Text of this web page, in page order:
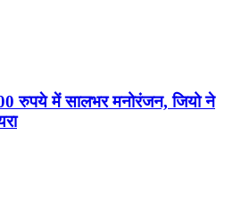
रुपये में सालभर मनोरंजन, जियो ने